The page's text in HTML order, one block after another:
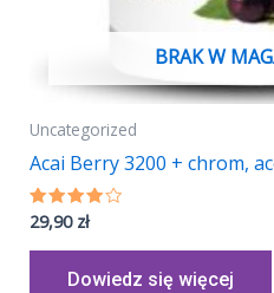
BRAK W
Uncategorized
Acai Berry 3200 + chrom,
Oceniono
4.02
na 5
29,90 zł
Dowiedz się więcej